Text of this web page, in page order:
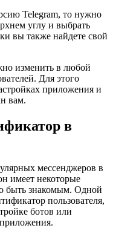
Telegram, то нужно
углу и выбрать
вы также найдете свой
изменить в любой
Для этого
приложения и
вам.
в
мессенджеров в
имеет некоторые
быть знакомым. Одной
пользователя,
ботов или